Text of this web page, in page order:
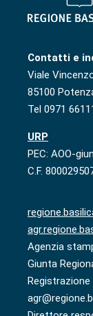
Contatti e
Viale
85100
Tel 0971
URP
PEC: AOO-
C.F.
Agenzia
Giunta
Registrazione